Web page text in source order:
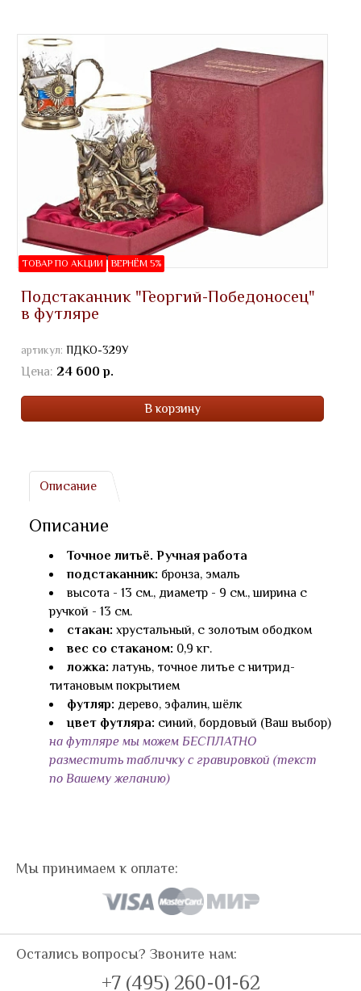
Описание
Описание
Точное литьё. Ручная работа
подстаканник: бронза, эмаль
высота - 13 см., диаметр - 9 см., ширина с
ручкой - 13 см.
стакан: хрустальный, с золотым ободком
вес со стаканом: 0,9 кг.
ложка: латунь, точное литье с нитрид-
титановым покрытием
футляр: дерево, эфалин, шёлк
цвет футляра: синий, бордовый (Ваш выбор)
на футляре мы можем БЕСПЛАТНО
разместить табличку с гравировкой (текст
по Вашему желанию)
ТОВАР ПО АКЦИИ ВЕРНЁМ 5%
Подстаканник "Георгий-Победоносец"
в футляре
артикул: ПДКО-329У
Цена: 24 600 р.
В корзину
Мы принимаем к оплате:
Остались вопросы? Звоните нам:
+7 (495) 260-01-62